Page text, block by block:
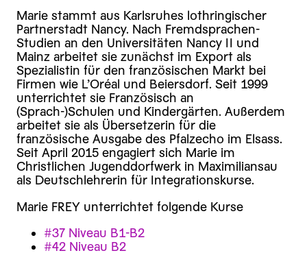
Marie stammt aus Karlsruhes lothringischer
Partnerstadt Nancy. Nach Fremdsprachen-
Studien an den Universitäten Nancy II und
Mainz arbeitet sie zunächst im Export als
Spezialistin für den französischen Markt bei
Firmen wie L’Oréal und Beiersdorf. Seit 1999
unterrichtet sie Französisch an
(Sprach-)Schulen und Kindergärten. Außerdem
arbeitet sie als Übersetzerin für die
französische Ausgabe des Pfalzecho im Elsass.
Seit April 2015 engagiert sich Marie im
Christlichen Jugenddorfwerk in Maximiliansau
als Deutschlehrerin für Integrationskurse.
Marie FREY unterrichtet folgende Kurse
#37 Niveau B1-B2
#42 Niveau B2